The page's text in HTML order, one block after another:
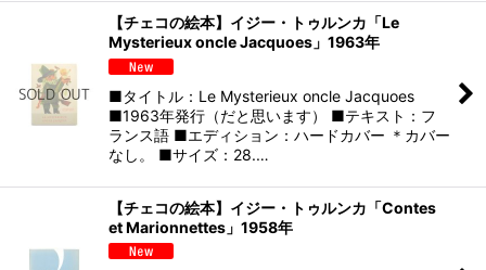
【チェコの絵本】イジー・トゥルンカ「Le
Mysterieux oncle Jacquoes」1963年
■タイトル：Le Mysterieux oncle Jacquoes
■1963年発行（だと思います） ■テキスト：フ
ランス語 ■エディション：ハードカバー ＊カバー
なし。 ■サイズ：28.…
【チェコの絵本】イジー・トゥルンカ「Contes
et Marionnettes」1958年